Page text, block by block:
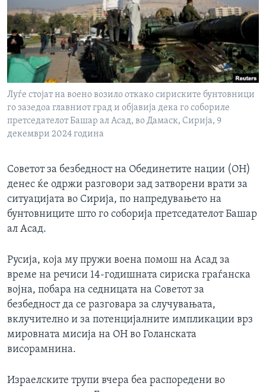
ИНТЕРВЈУА
Јазици
Луѓе стојат на воено возило откако сириските бунтовници
го зазедоа главниот град и објавија дека го собориле
претседателот Башар ал Асад, во Дамаск, Сирија, 9
декември 2024 година
Советот за безбедност на Обединетите нации (ОН)
денес ќе одржи разговори зад затворени врати за
ситуацијата во Сирија, по напредувањето на
бунтовниците што го соборија претседателот Башар
ал Асад.
Русија, која му пружи воена помош на Асад за
време на речиси 14-годишната сириска граѓанска
војна, побара на седницата на Советот за
безбедност да се разговара за случувањата,
вклучително и за потенцијалните импликации врз
мировната мисија на ОН во Голанската
висорамнина.
Израелските трупи вчера беа распоредени во